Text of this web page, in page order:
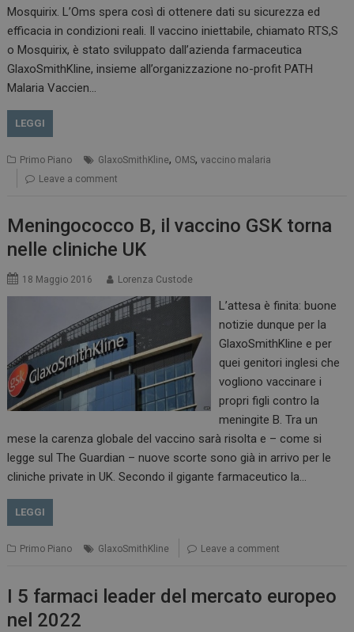
Mosquirix. L’Oms spera così di ottenere dati su sicurezza ed
efficacia in condizioni reali. Il vaccino iniettabile, chiamato RTS,S
o Mosquirix, è stato sviluppato dall’azienda farmaceutica
GlaxoSmithKline, insieme all’organizzazione no-profit PATH
Malaria Vaccien…
LEGGI
Primo Piano GlaxoSmithKline, OMS,vaccino malaria
Leave a comment
Meningococco B, il vaccino GSK torna
nelle cliniche UK
18 Maggio 2016 Lorenza Custode
L’attesa è finita: buone
notizie dunque per la
GlaxoSmithKline e per
quei genitori inglesi che
vogliono vaccinare i
propri figli contro la
meningite B. Tra un
mese la carenza globale del vaccino sarà risolta e – come si
legge sul The Guardian – nuove scorte sono già in arrivo per le
cliniche private in UK. Secondo il gigante farmaceutico la…
LEGGI
Primo Piano GlaxoSmithKline Leave a comment
I 5 farmaci leader del mercato europeo
nel 2022